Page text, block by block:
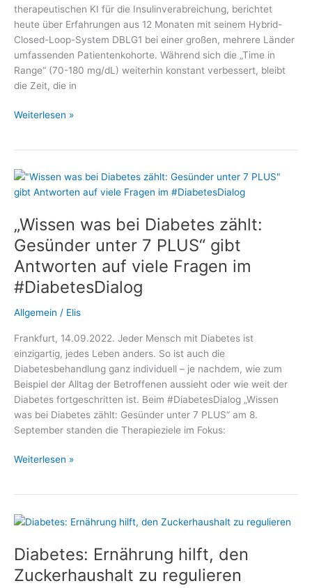
therapeutischen KI für die Insulinverabreichung, berichtet
heute über Erfahrungen aus 12 Monaten mit seinem Hybrid-
Closed-Loop-System DBLG1 bei einer großen, mehrere Länder
umfassenden Patientenkohorte. Während sich die „Time in
Range“ (70-180 mg/dL) weiterhin konstant verbessert, bleibt
die Zeit, die in
12
Erfolge
mit
AID:
Weiterlesen »
„Wissen was bei Diabetes zählt:
Gesünder unter 7 PLUS“ gibt
Antworten auf viele Fragen im
#DiabetesDialog
Allgemein / Elis
Frankfurt, 14.09.2022. Jeder Mensch mit Diabetes ist
einzigartig, jedes Leben anders. So ist auch die
Diabetesbehandlung ganz individuell – je nachdem, wie zum
Beispiel der Alltag der Betroffenen aussieht oder wie weit der
Diabetes fortgeschritten ist. Beim #DiabetesDialog „Wissen
was bei Diabetes zählt: Gesünder unter 7 PLUS“ am 8.
September standen die Therapieziele im Fokus:
„Wissen
zählt:
unter
7
PLUS“
Weiterlesen »
Diabetes: Ernährung hilft, den
Zuckerhaushalt zu regulieren